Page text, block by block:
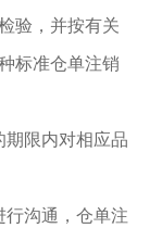
验，并按有关
标准仓单注销
期限内对相应品
行沟通，仓单注